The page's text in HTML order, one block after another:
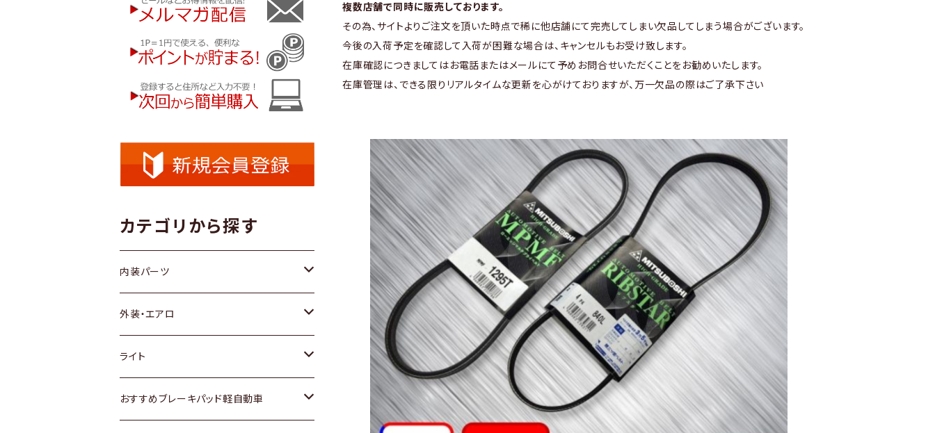
複数店舗で同時に販売しております。
その為、サイトよりご注文を頂いた時点で稀に他店舗にて完売してしまい欠品してしまう場合がございます。
今後の入荷予定を確認して入荷が困難な場合は、キャンセルもお受け致します。
在庫確認につきましてはお電話またはメールにて予めお問合せいただくことをお勧めいたします。
在庫管理は、できる限りリアルタイムな更新を心がけておりますが、万一欠品の際はご了承下さい
カテゴリから探す
内装パーツ
トヨタ
ホンダ
スズキ
外装・エアロ
トヨタ
ホンダ
ライト
トヨタ
おすすめブレーキパッド軽自動車